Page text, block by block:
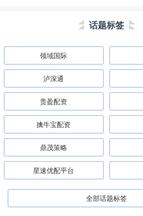
话题标签
领域国际
泸深通
贵盈配资
擒牛宝配资
鼎茂策略
星速优配平台
全部话题标签